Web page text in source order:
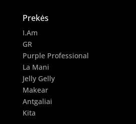
Prekės
I.Am
GR
Purple Professional
La Mani
Jelly Gelly
Makear
Antgaliai
Kita